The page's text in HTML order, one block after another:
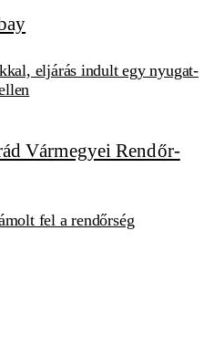
eljárás indult egy nyugat-
fel a rendőrség